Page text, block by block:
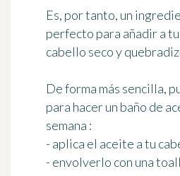
Es, por tanto, un
perfecto para añadir a
cabello seco y
De forma más sencilla,
para hacerun baño de
semana :
- aplica el aceite a tu
- envolverlo con una